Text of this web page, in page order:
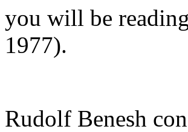
you will be
1977).
Rudolf Benesh